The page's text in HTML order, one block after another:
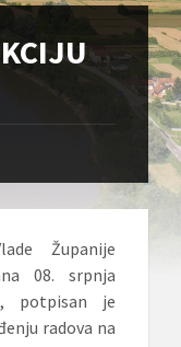
Županije
08. srpnja
potpisan je
radova na